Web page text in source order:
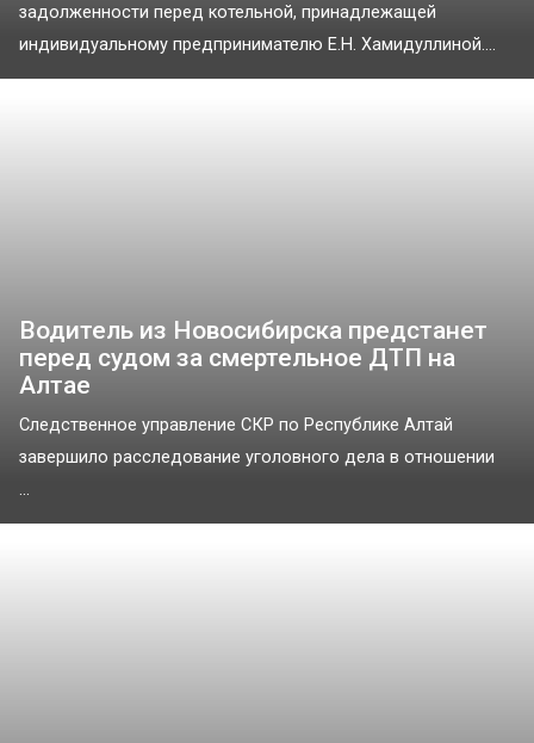
задолженности перед котельной, принадлежащей
индивидуальному предпринимателю Е.Н. Хамидуллиной....
Водитель из Новосибирска предстанет
перед судом за смертельное ДТП на
Алтае
Следственное управление СКР по Республике Алтай
завершило расследование уголовного дела в отношении
...